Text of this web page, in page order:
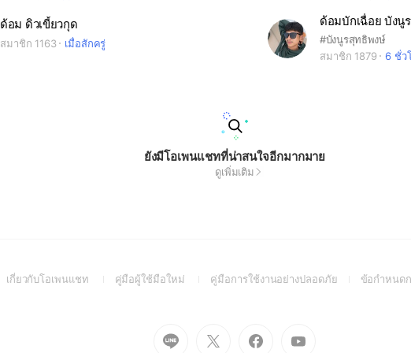
ด้อม ดิวเขี้ยวกุด
สมาชิก 1163 เมื่อสักครู่
ด้อมบักเฉื่อย บังนู
#บังนูรสุทธิพงษ์
สมาชิก 1879
6 ชั่ว
ยังมีโอเพนแชทที่น่าสนใจอีกมากมาย
ดูเพิ่มเติม
เกี่ยวกับโอเพนแชท
(Openคู่มือผู้ใช้มือใหม่
(Open
window)
คู่มือการใช้งานอย่างปลอดภัย(Openข้อกำหนด
Go
to
Go
to
Go
to
to